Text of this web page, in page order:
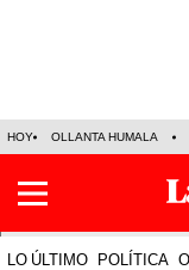
HOY OLLANTA HUMALA
LO ÚLTIMO POLÍTICA